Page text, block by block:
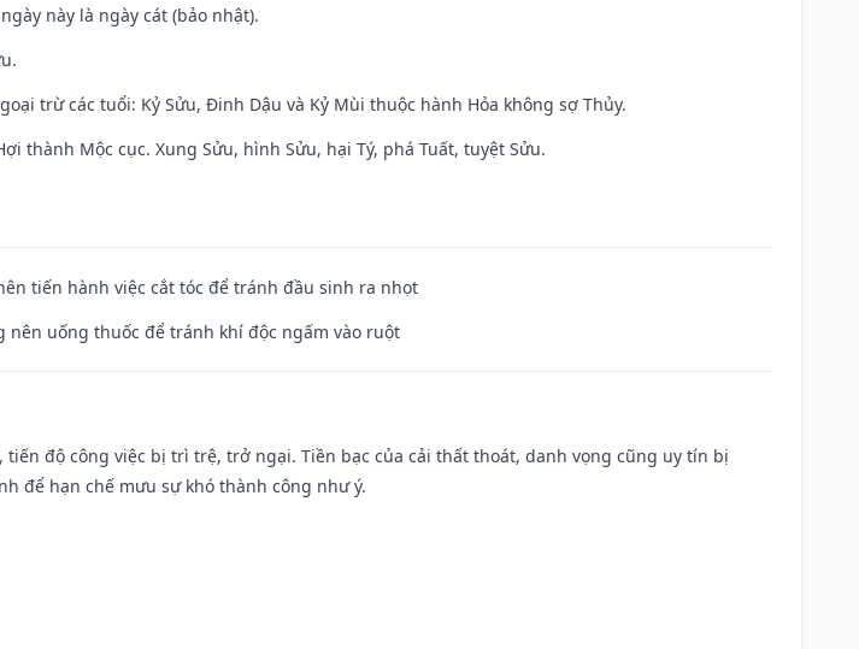
này là ngày cát (bảo nhật).
trừ các tuổi: Kỷ Sửu, Đinh Dậu và Kỷ Mùi thuộc hành Hỏa không sợ Thủy.
thành Mộc cục. Xung Sửu, hình Sửu, hại Tý, phá Tuất, tuyệt Sửu.
tiến hành việc cắt tóc để tránh đầu sinh ra nhọt
nên uống thuốc để tránh khí độc ngấm vào ruột
tiến độ công việc bị trì trệ, trở ngại. Tiền bạc của cải thất thoát, danh vọng cũng uy tín bị
để hạn chế mưu sự khó thành công như ý.